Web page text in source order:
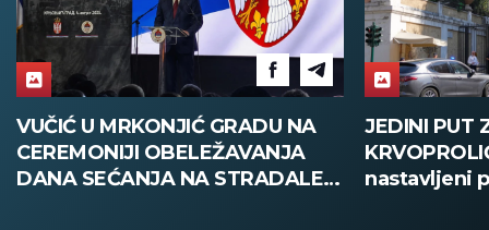
JEDINI PUT ZA OKONČANJE
KRVOPROLIĆA U Rimu
nastavljeni pregovori Libana i
OVO JE
SRBIJI: